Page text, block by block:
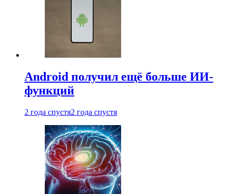
Android получил ещё больше ИИ-
функций
2 года спустя2 года спустя